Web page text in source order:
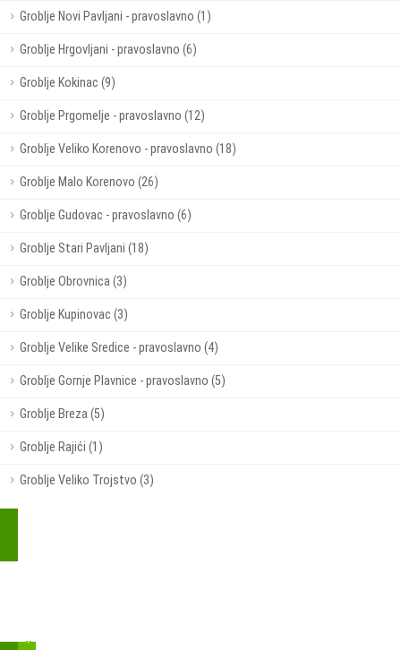
Groblje Novi Pavljani - pravoslavno (1)
Groblje Hrgovljani - pravoslavno (6)
Groblje Kokinac (9)
Groblje Prgomelje - pravoslavno (12)
Groblje Veliko Korenovo - pravoslavno (18)
Groblje Malo Korenovo (26)
Groblje Gudovac - pravoslavno (6)
Groblje Stari Pavljani (18)
Groblje Obrovnica (3)
Groblje Kupinovac (3)
Groblje Velike Sredice - pravoslavno (4)
Groblje Gornje Plavnice - pravoslavno (5)
Groblje Breza (5)
Groblje Rajići (1)
Groblje Veliko Trojstvo (3)